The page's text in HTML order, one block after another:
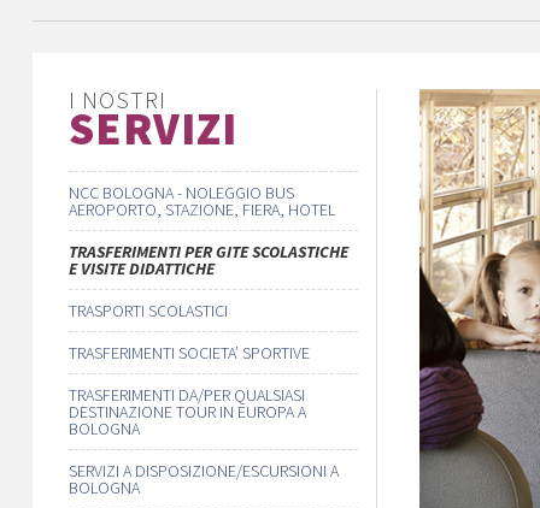
I NOSTRI
SERVIZI
NCC BOLOGNA - NOLEGGIO BUS
AEROPORTO, STAZIONE, FIERA, HOTEL
TRASFERIMENTI PER GITE SCOLASTICHE
E VISITE DIDATTICHE
TRASPORTI SCOLASTICI
TRASFERIMENTI SOCIETA’ SPORTIVE
TRASFERIMENTI DA/PER QUALSIASI
DESTINAZIONE TOUR IN EUROPA A
BOLOGNA
SERVIZI A DISPOSIZIONE/ESCURSIONI A
BOLOGNA